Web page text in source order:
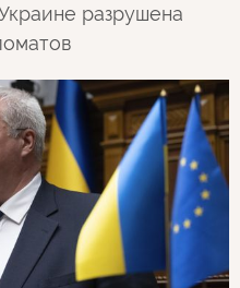
разрушена